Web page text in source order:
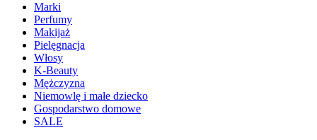
Marki
Perfumy
Makijaż
Pielęgnacja
Włosy
K-Beauty
Mężczyzna
Niemowlę i małe dziecko
Gospodarstwo domowe
SALE